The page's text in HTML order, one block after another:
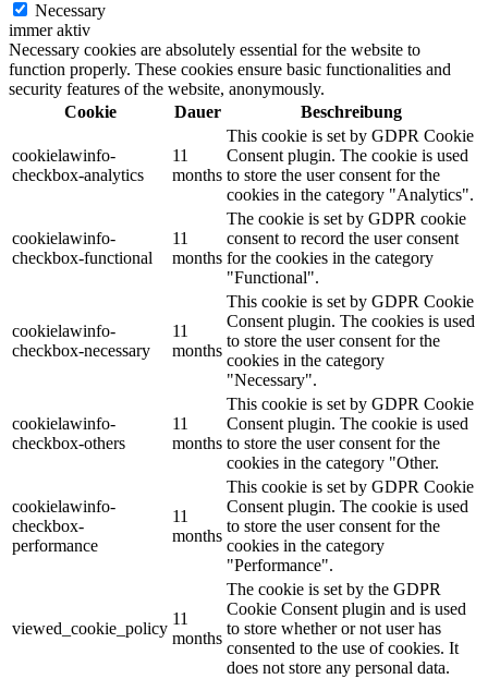
Necessary
immer aktiv
Necessary cookies are absolutely essential for the website to
function properly. These cookies ensure basic functionalities and
security features of the website, anonymously.
Cookie
Dauer Beschreibung
cookielawinfo-
checkbox-analytics
11
months
This cookie is set by GDPR Cookie
Consent plugin. The cookie is used
to store the user consent for the
cookies in the category "Analytics".
cookielawinfo-
checkbox-functional
11
months
The cookie is set by GDPR cookie
consent to record the user consent
for the cookies in the category
"Functional".
cookielawinfo-
checkbox-necessary
11
months
This cookie is set by GDPR Cookie
Consent plugin. The cookies is used
to store the user consent for the
cookies in the category
"Necessary".
cookielawinfo-
checkbox-others
11
months
This cookie is set by GDPR Cookie
Consent plugin. The cookie is used
to store the user consent for the
cookies in the category "Other.
cookielawinfo-
checkbox-
performance
11
months
This cookie is set by GDPR Cookie
Consent plugin. The cookie is used
to store the user consent for the
cookies in the category
"Performance".
viewed_cookie_policy
11
months
The cookie is set by the GDPR
Cookie Consent plugin and is used
to store whether or not user has
consented to the use of cookies. It
does not store any personal data.